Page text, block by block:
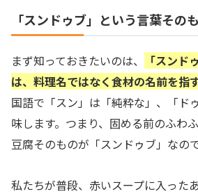
「スンドゥブ」という言葉その
まず知っておきたいのは、
「スンド
は、料理名ではなく食材の名前を指
国語で「スン」は「純粋な」、「ド
味します。つまり、固める前のふわ
豆腐そのものが「スンドゥブ」なので
私たちが普段、赤いスープに入った